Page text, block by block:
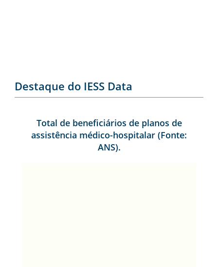
Destaque do IESS Data
Total de beneficiários de planos de
assistência médico-hospitalar (Fonte:
ANS).